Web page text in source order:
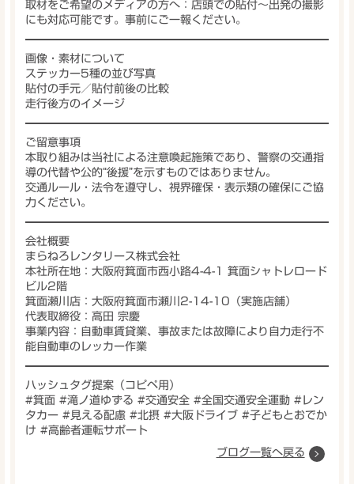
取材をご希望のメディアの方へ： 店頭での貼付〜出発の撮影
にも対応可能です。事前にご一報ください。
画像・素材について
ステッカー5種の並び写真
貼付の手元／ 貼付前後の比較
走行後方のイメージ
ご留意事項
本取り組みは当社による注意喚起施策であり、警察の交通指
導の代替や公的“後援”を示すものではありません。
交通ルール・法令を遵守し、視界確保・表示類の確保にご協
力ください。
会社概要
まらねろレンタリース株式会社
本社所在地：大阪府箕面市西小路4-4-1 箕面シャトレロード
ビル2階
箕面瀬川店：大阪府箕面市瀬川2-14-10（実施店舗）
代表取締役：高田 宗慶
事業内容：自動車賃貸業、事故または故障により自力走行不
能自動車のレッカー作業
ハッシュタグ提案（コピペ用）
#箕面 #滝ノ道ゆずる #交通安全 #全国交通安全運動 #レン
タカー #見える配慮 #北摂 #大阪ドライブ #子どもとおでか
け #高齢者運転サポート
ブログ一覧へ戻る